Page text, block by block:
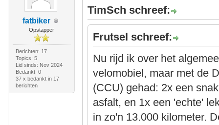
fatbiker
Opstapper
Berichten: 17
Topics: 5
Lid sinds: Nov 2024
Bedankt: 0
37 x bedankt in 17
berichten
TimSch schreef:
Frutsel schreef:
Nu rijd ik over het
velomobiel, maar met de
(CCU) gehad: 2x een
asfalt, en 1x een 'echte'
in zo'n 13.000 kilometer.